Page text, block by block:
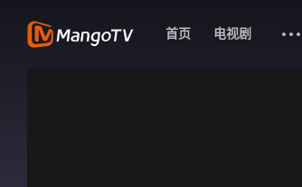
首页 电视剧